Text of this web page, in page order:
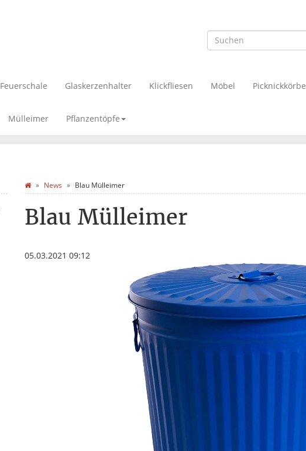
Feuerschale Glaskerzenhalter Klickfliesen Möbel Picknickkörbe
Mülleimer Pflanzentöpfe
News Blau Mülleimer
Blau Mülleimer
05.03.2021 09:12